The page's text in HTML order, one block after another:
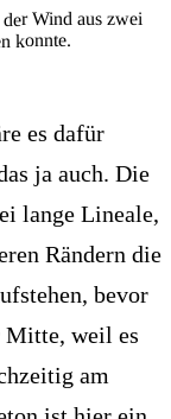
Wind aus zwei
konnte.
es dafür
ja auch. Die
lange Lineale,
Rändern die
bevor
Mitte, weil es
am